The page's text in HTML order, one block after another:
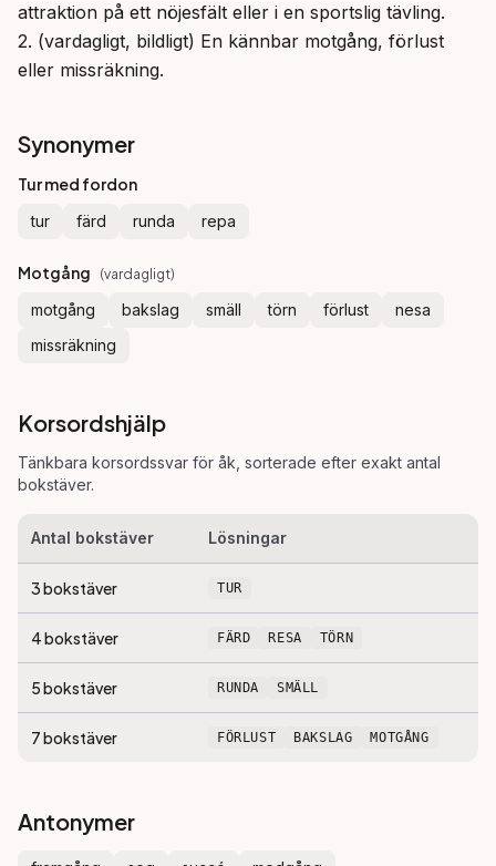
attraktion på ett nöjesfält eller i en sportslig tävling.
2. (vardagligt, bildligt) En kännbar motgång, förlust
eller missräkning.
Synonymer
Tur med fordon
tur färd runda repa
Motgång (vardagligt)
motgång bakslag smäll törn förlust
nesa
missräkning
Korsordshjälp
Tänkbara korsordssvar för åk , sorterade efter exakt antal
bokstäver.
Antal bokstäver Lösningar
3bokstäver TUR
4bokstäver FÄRD RESA TÖRN
5bokstäver RUNDA SMÄLL
7bokstäver FÖRLUST BAKSLAG MOTGÅNG
Antonymer